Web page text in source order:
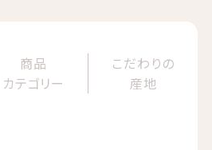
商品
カテゴリー
こだわりの
産地